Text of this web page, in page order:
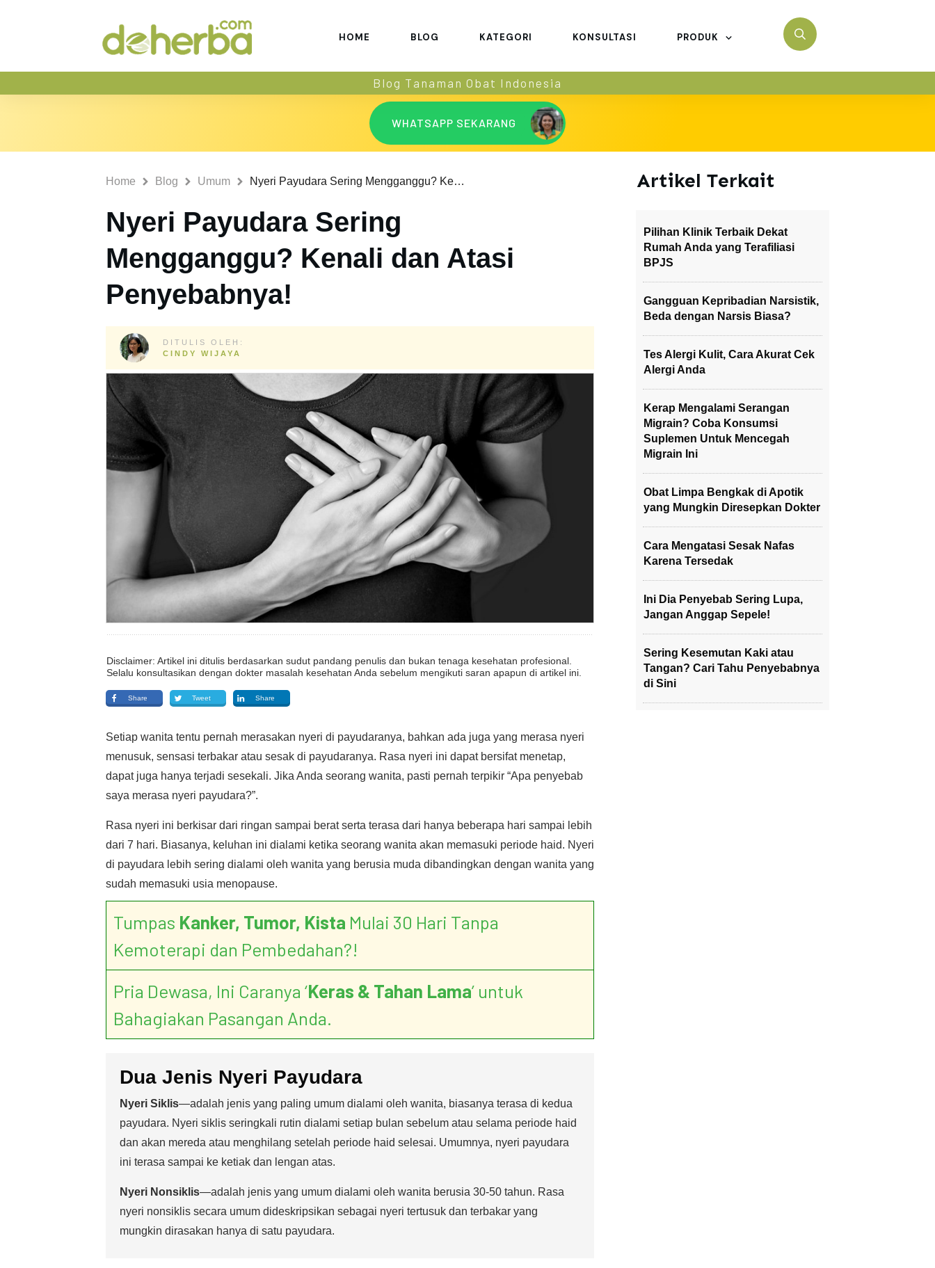
HOME BLOG KATEGORI KONSULTASI PRODUK
Blog Tanaman Obat Indonesia
WHATSAPP SEKARANG
Home Blog Umum Nyeri Payudara Sering Mengganggu? Kenali dan Atasi Penyebabnya!
Nyeri Payudara Sering
Mengganggu? Kenali dan Atasi
Penyebabnya!
DITULIS OLEH:
CINDY WIJAYA
Disclaimer: Artikel ini ditulis berdasarkan sudut pandang penulis dan bukan tenaga kesehatan profesional.
Selalu konsultasikan dengan dokter masalah kesehatan Anda sebelum mengikuti saran apapun di artikel ini.
Share Tweet Share
Setiap wanita tentu pernah merasakan nyeri di payudaranya, bahkan ada juga yang merasa nyeri
menusuk, sensasi terbakar atau sesak di payudaranya. Rasa nyeri ini dapat bersifat menetap,
dapat juga hanya terjadi sesekali. Jika Anda seorang wanita, pasti pernah terpikir “Apa penyebab
saya merasa nyeri payudara?”.
Rasa nyeri ini berkisar dari ringan sampai berat serta terasa dari hanya beberapa hari sampai lebih
dari 7 hari. Biasanya, keluhan ini dialami ketika seorang wanita akan memasuki periode haid. Nyeri
di payudara lebih sering dialami oleh wanita yang berusia muda dibandingkan dengan wanita yang
sudah memasuki usia menopause.
Tumpas Kanker, Tumor, Kista Mulai 30 Hari Tanpa
Kemoterapi dan Pembedahan?!
Pria Dewasa, Ini Caranya ‘Keras & Tahan Lama’ untuk
Bahagiakan Pasangan Anda.
Dua Jenis Nyeri Payudara
Nyeri Siklis—adalah jenis yang paling umum dialami oleh wanita, biasanya terasa di kedua
payudara. Nyeri siklis seringkali rutin dialami setiap bulan sebelum atau selama periode haid
dan akan mereda atau menghilang setelah periode haid selesai. Umumnya, nyeri payudara
ini terasa sampai ke ketiak dan lengan atas.
Nyeri Nonsiklis—adalah jenis yang umum dialami oleh wanita berusia 30-50 tahun. Rasa
nyeri nonsiklis secara umum dideskripsikan sebagai nyeri tertusuk dan terbakar yang
mungkin dirasakan hanya di satu payudara.
Artikel Terkait
Pilihan Klinik Terbaik Dekat
Rumah Anda yang Terafiliasi
BPJS
Gangguan Kepribadian Narsistik,
Beda dengan Narsis Biasa?
Tes Alergi Kulit, Cara Akurat Cek
Alergi Anda
Kerap Mengalami Serangan
Migrain? Coba Konsumsi
Suplemen Untuk Mencegah
Migrain Ini
Obat Limpa Bengkak di Apotik
yang Mungkin Diresepkan Dokter
Cara Mengatasi Sesak Nafas
Karena Tersedak
Ini Dia Penyebab Sering Lupa,
Jangan Anggap Sepele!
Sering Kesemutan Kaki atau
Tangan? Cari Tahu Penyebabnya
di Sini